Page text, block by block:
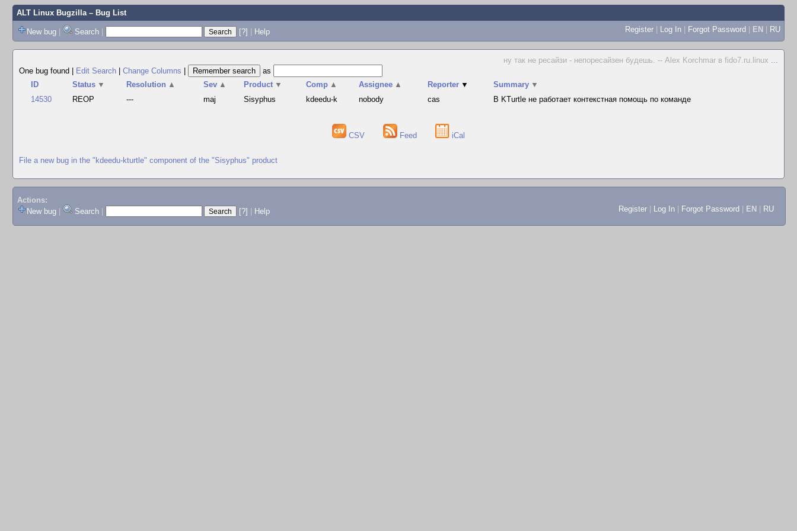
ALT Linux Bugzilla– Bug List
New bug | Search | [?] | Help Register | Log In | Forgot Password | EN | RU
ну так не ресайзи - непоресайзен будешь. -- Alex Korchmar в fido7.ru.linux ...
One bug found
Edit Search Change Columns
as
ID
Status ▼ Resolution ▲ Sev ▲ Product ▼ Comp ▲ Assignee ▲ Reporter ▼ Summary ▼
14530
REOP --- maj Sisyphus kdeedu-k nobody cas В KTurtle не работает контекстная помощь по команде
CSV Feed iCal
File a new bug in the "kdeedu-kturtle" component of the "Sisyphus" product
Actions:
New bug
Search [?] Help Register Log In Forgot Password EN RU